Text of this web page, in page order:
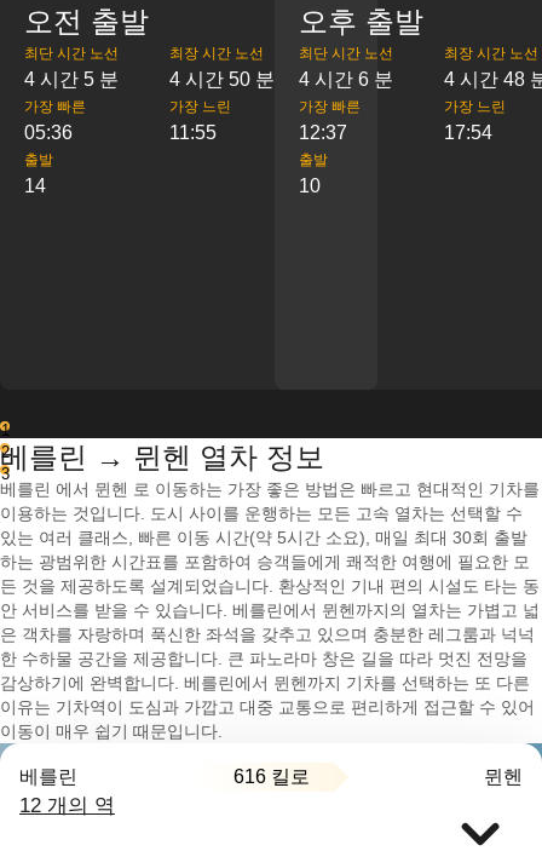
오전 출발
최단 시간 노선
4 시간 5 분
최장 시간 노선
4 시간 50 분
가장 빠른
05:36
가장 느린
11:55
출발
14
오후 출발
최단 시간 노선
4 시간 6 분
최장 시간 노선
4 시간 48
가장 빠른
12:37
가장 느린
17:54
출발
10
1
2
3
베를린 → 뮌헨 열차 정보
베를린 에서 뮌헨 로 이동하는 가장 좋은 방법은 빠르고 현대적인 기차를
이용하는 것입니다. 도시 사이를 운행하는 모든 고속 열차는 선택할 수
있는 여러 클래스, 빠른 이동 시간(약 5시간 소요), 매일 최대 30회 출발
하는 광범위한 시간표를 포함하여 승객들에게 쾌적한 여행에 필요한 모
든 것을 제공하도록 설계되었습니다. 환상적인 기내 편의 시설도 타는 동
안 서비스를 받을 수 있습니다. 베를린에서 뮌헨까지의 열차는 가볍고 넓
은 객차를 자랑하며 푹신한 좌석을 갖추고 있으며 충분한 레그룸과 넉넉
한 수하물 공간을 제공합니다. 큰 파노라마 창은 길을 따라 멋진 전망을
감상하기에 완벽합니다. 베를린에서 뮌헨까지 기차를 선택하는 또 다른
이유는 기차역이 도심과 가깝고 대중 교통으로 편리하게 접근할 수 있어
이동이 매우 쉽기 때문입니다.
베를린 616 킬로 뮌헨
12 개의 역